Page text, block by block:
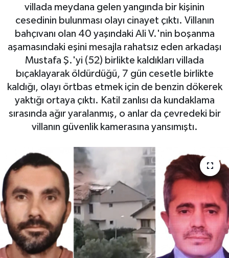
villada meydana gelen yangında bir kişinin
cesedinin bulunması olayı cinayet çıktı. Villanın
bahçıvanı olan 40 yaşındaki Ali V.'nin boşanma
aşamasındaki eşini mesajla rahatsız eden arkadaşı
Mustafa Ş.'yi (52) birlikte kaldıkları villada
bıçaklayarak öldürdüğü, 7 gün cesetle birlikte
kaldığı, olayı örtbas etmek için de benzin dökerek
yaktığı ortaya çıktı. Katil zanlısı da kundaklama
sırasında ağır yaralanmış, o anlar da çevredeki bir
villanın güvenlik kamerasına yansımıştı.